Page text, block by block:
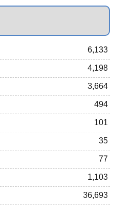
6,133
4,198
3,664
494
101
35
77
1,103
36,693